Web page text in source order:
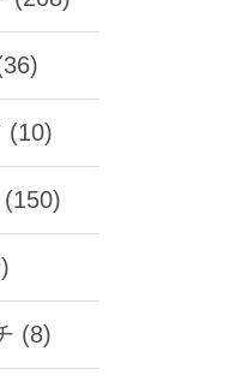
(10)
(8)